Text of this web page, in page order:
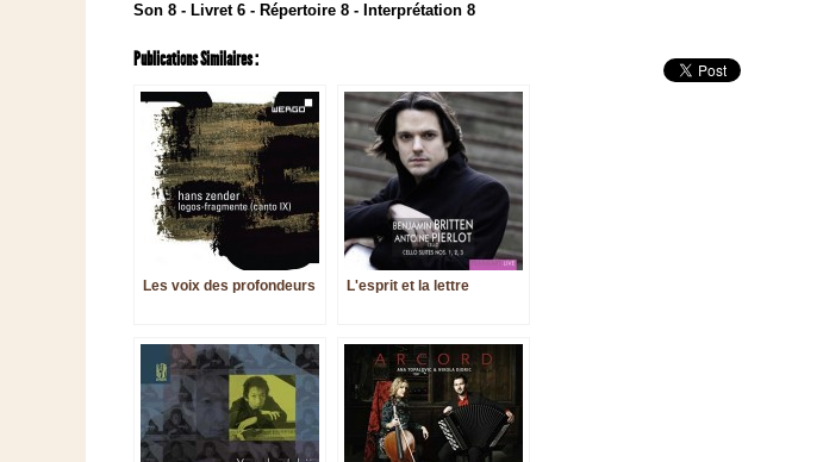
Son 8 - Livret 6 - Répertoire 8 - Interprétation 8
Publications Similaires :
Les voix des profondeurs L'esprit et la lettre